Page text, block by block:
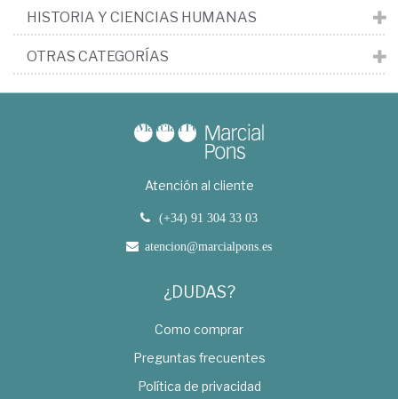
HISTORIA Y CIENCIAS HUMANAS
OTRAS CATEGORÍAS
Atención al cliente
(+34) 91 304 33 03
atencion@marcialpons.es
¿DUDAS?
Como comprar
Preguntas frecuentes
Política de privacidad